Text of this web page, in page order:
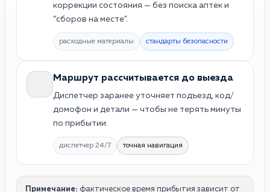
коррекции состояния — без поиска аптек и
“сборов на месте”.
расходные материалы стандарты безопасности
Маршрут рассчитывается до выезда
Диспетчер заранее уточняет подъезд, код/
домофон и детали — чтобы не терять минуты
по прибытии.
диспетчер 24/7 точная навигация
Примечание: фактическое время прибытия зависит от